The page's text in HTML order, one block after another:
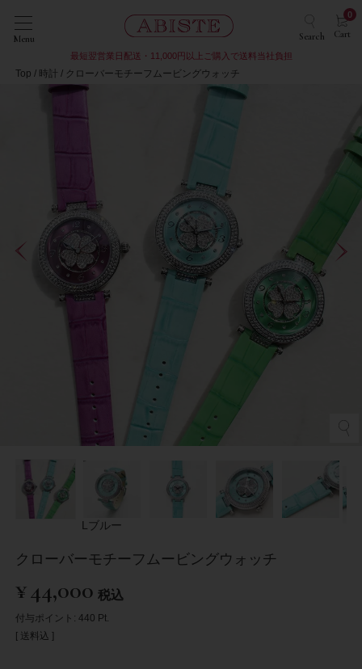
Menu Search Cart
0
最短翌営業日配送・11,000円以上ご購入で送料当社負担
Top 時計 クローバーモチーフムービングウォッチ
Lブルー
クローバーモチーフムービングウォッチ
¥44,000 税込
付与ポイント: 440 Pt.
送料込